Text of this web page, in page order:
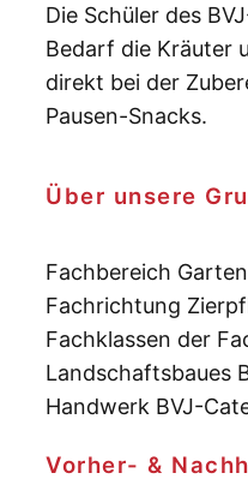
Die Schüler des
Bedarf die Kräuter
direkt bei der
Pausen-Snacks.
Über unsere
Fachbereich
Fachrichtung
Fachklassen der
Landschaftsbaues
Handwerk BVJ-
Vorher- &